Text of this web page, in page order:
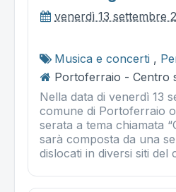
venerdì 13 settembre
Musica e concerti ,
Portoferraio - Centro
Nella data di venerdì 13
comune di Portoferraio
serata a tema chiamata
sarà composta da una
dislocati in diversi siti del